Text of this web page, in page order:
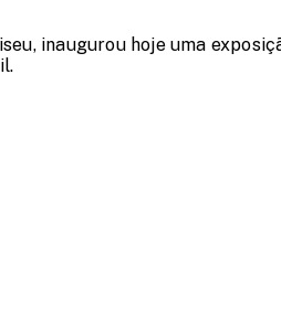
, inaugurou hoje uma